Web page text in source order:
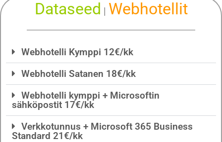
Dataseed Webhotellit
Webhotelli Kymppi 12€/kk
Webhotelli Satanen 18€/kk
Webhotelli kymppi + Microsoftin
sähköpostit 17€/kk
Verkkotunnus + Microsoft 365 Business
Standard 21€/kk